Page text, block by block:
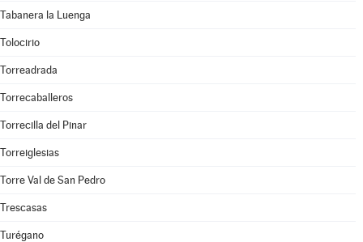
Tabanera la Luenga
Tolocirio
Torreadrada
Torrecaballeros
Torrecilla del Pinar
Torreiglesias
Torre Val de San Pedro
Trescasas
Turégano